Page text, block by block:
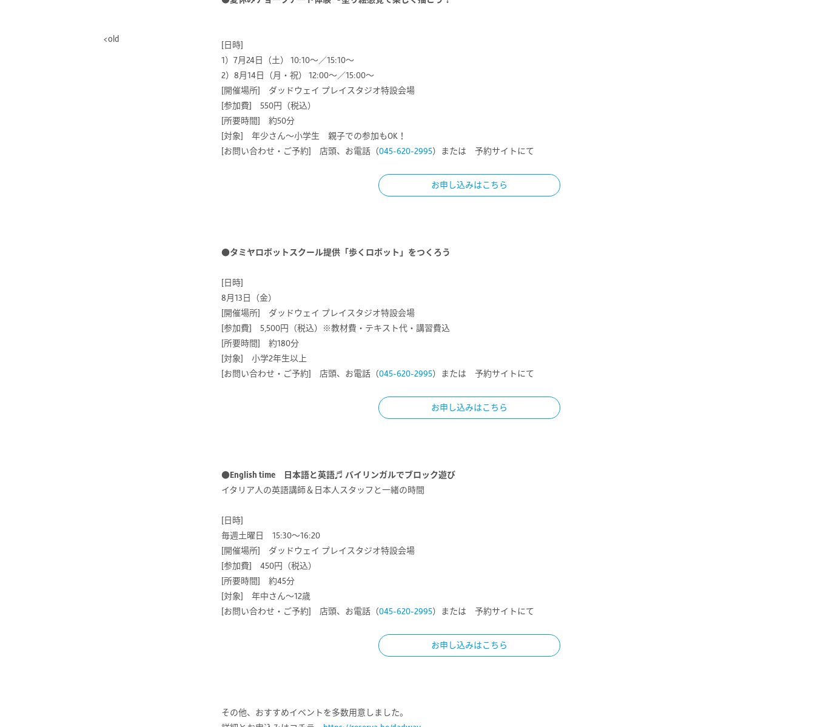
old
[日時]
1）7月24日（土） 10:10〜／15:10〜
2）8月14日（月・祝） 12:00〜／15:00〜
[開催場所] ダッドウェイ プレイスタジオ特設会場
[参加費] 550円（税込）
[所要時間] 約50分
[対象] 年少さん〜小学生 親子での参加もOK！
[お問い合わせ・ご予約] 店頭、お電話（045-620-2995）または 予約サイトにて
お申し込みはこちら
●タミヤロボットスクール提供「歩くロボット」をつくろう
[日時]
8月13日（金）
[開催場所] ダッドウェイ プレイスタジオ特設会場
[参加費] 5,500円（税込）※教材費・テキスト代・講習費込
[所要時間] 約180分
[対象] 小学2年生以上
[お問い合わせ・ご予約] 店頭、お電話（045-620-2995）または 予約サイトにて
お申し込みはこちら
●English time 日本語と英語♬ バイリンガルでブロック遊び
イタリア人の英語講師＆日本人スタッフと一緒の時間
[日時]
毎週土曜日 15:30～16:20
[開催場所] ダッドウェイ プレイスタジオ特設会場
[参加費] 450円（税込）
[所要時間] 約45分
[対象] 年中さん～12歳
[お問い合わせ・ご予約] 店頭、お電話（045-620-2995）または 予約サイトにて
お申し込みはこちら
その他、おすすめイベントを多数用意しました。